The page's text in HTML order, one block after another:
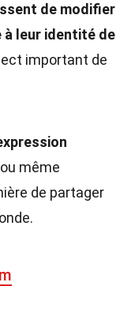
de modifier
à leur identité de
important de
même
de partager